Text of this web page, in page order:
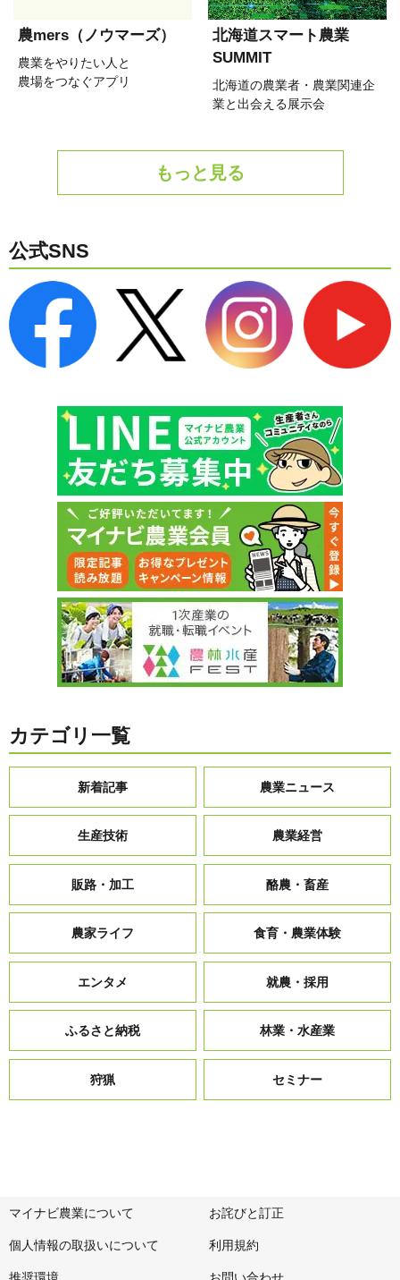
農mers（ノウマーズ）
農業をやりたい人と
農場をつなぐアプリ
北海道スマート農業
SUMMIT
北海道の農業者・農業関連企
業と出会える展示会
もっと見る
公式SNS
カテゴリ一覧
新着記事 農業ニュース
生産技術 農業経営
販路・加工 酪農・畜産
農家ライフ 食育・農業体験
エンタメ 就農・採用
ふるさと納税 林業・水産業
狩猟 セミナー
マイナビ農業について お詫びと訂正
個人情報の取扱いについて 利用規約